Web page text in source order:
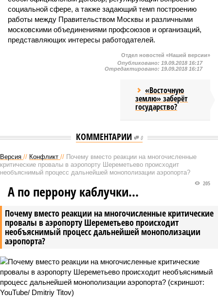
социальной сфере, а также задающий темп построению
работы между Правительством Москвы и различными
московскими объединениями профсоюзов и организаций,
представляющих интересы работодателей.
Отдел новостей «Нашей версии»
Опубликовано: 19.09.2018 16:17
Отредактировано: 19.09.2018 16:17
«Восточную
землю» заберёт
государство?
КОММЕНТАРИИ 0
Версия // Конфликт // Почему вместо реакции на многочисленные
критические провалы в аэропорту Шереметьево происходит
необъяснимый процесс дальнейшей монополизации аэропорта?
Почему вместо реакции на многочисленные критические
провалы в аэропорту Шереметьево происходит
необъяснимый процесс дальнейшей монополизации
аэропорта?
205
А по перрону каблучки…